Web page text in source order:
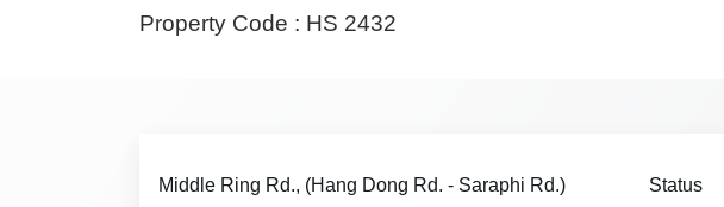
Property Code : HS 2432
Middle Ring Rd., (Hang Dong Rd. - Saraphi Rd.) Status